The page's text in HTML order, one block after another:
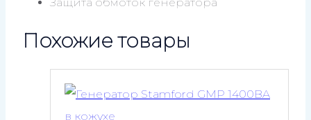
Похожие товары